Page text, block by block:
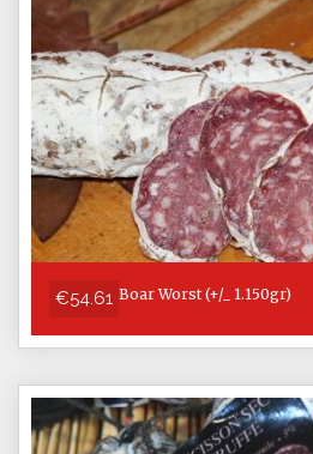
€54.61 Boar Worst (+/_ 1.150gr)